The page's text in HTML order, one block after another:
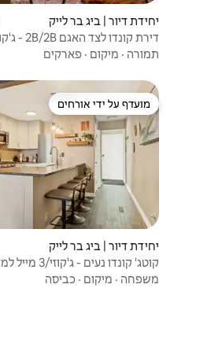
יחידת דיור | ביג בר לייק
למדרונות
תמורה · מיקום · פארקים
מועדף על ידי אורחים
מועדף על ידי אורחים
יחידת דיור | ביג בר לייק
קוטג' קונדו נעים - ג'קוזי/3 מייל למדרונות
משפחה · מיקום · כביסה